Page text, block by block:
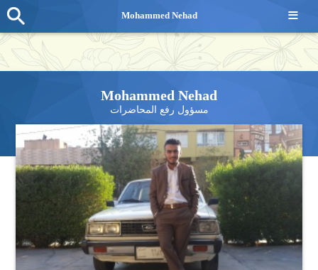
Mohammed Nehad
مسؤول رفع المحاضرات
≡
Mohammed Nehad